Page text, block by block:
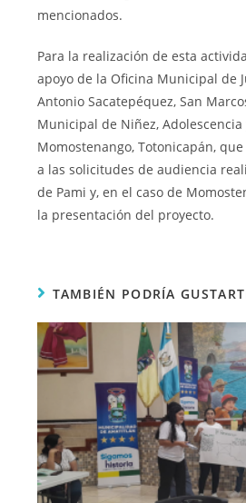
mencionados.
Para la realización de esta
apoyo de la Oficina Municipal de
Antonio Sacatepéquez, San
Municipal de Niñez, Adolescencia
Momostenango, Totonicapán,
a las solicitudes de audiencia
de Pami y, en el caso de
la presentación del proyecto.
TAMBIÉN PODRÍA